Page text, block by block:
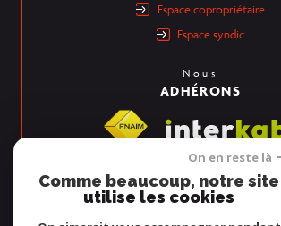
espace copropriétaire
espace syndic
Nous
ADHÉRONS
On en reste là
Comme beaucoup, notre site
utilise les cookies